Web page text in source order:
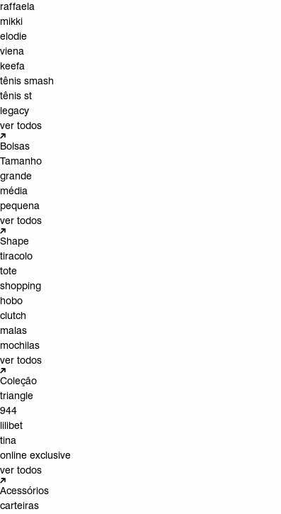
raffaela
mikki
elodie
viena
keefa
tênis smash
tênis st
legacy
ver todos
Bolsas
Tamanho
grande
média
pequena
ver todos
Shape
tiracolo
tote
shopping
hobo
clutch
malas
mochilas
ver todos
Coleção
triangle
944
lilibet
tina
online exclusive
ver todos
Acessórios
carteiras